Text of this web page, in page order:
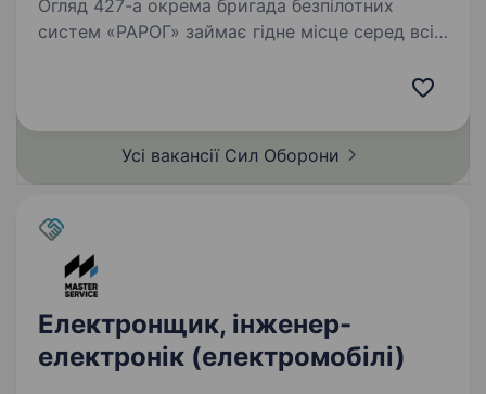
Огляд 427-а окрема бригада безпілотних
систем «РАРОГ» займає гідне місце серед всіх
розвивається…
Усі вакансії Сил Оборони
Електронщик, інженер-
електронік (електромобілі)